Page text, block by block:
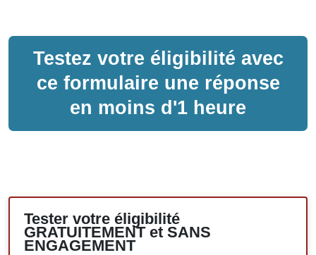
Testez votre éligibilité avec
ce formulaire une réponse
en moins d'1 heure
Tester votre éligibilité
GRATUITEMENT et SANS
ENGAGEMENT